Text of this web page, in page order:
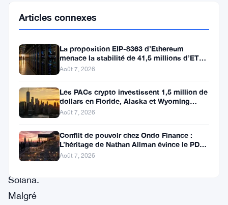
à
récent
dépôt
VanEck
pour
ETF
Solana.
Malgré
Articles connexes
La proposition EIP-8363 d’Ethereum
menace la stabilité de 41,5 millions d’ETH
stakés et de la DeFi
Août 7, 2026
Les PACs crypto investissent 1,5 million de
dollars en Floride, Alaska et Wyoming
après un revers au Michigan
Août 7, 2026
Conflit de pouvoir chez Ondo Finance :
L’héritage de Nathan Allman évince le PDG
Ian De Bode le 24 juillet
Août 7, 2026